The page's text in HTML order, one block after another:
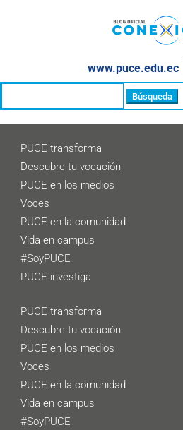
www.puce.edu.ec│
PUCE transforma
Descubre tu vocación
PUCE en los medios
Voces
PUCE en la comunidad
Vida en campus
#SoyPUCE
PUCE investiga
PUCE transforma
Descubre tu vocación
PUCE en los medios
Voces
PUCE en la comunidad
Vida en campus
#SoyPUCE